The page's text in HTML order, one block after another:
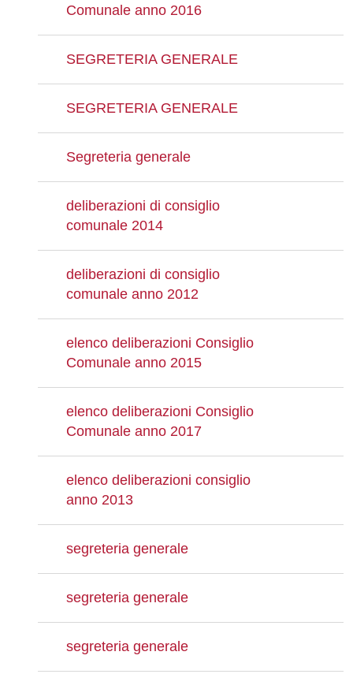
Comunale anno 2016
SEGRETERIA GENERALE
SEGRETERIA GENERALE
Segreteria generale
deliberazioni di consiglio
comunale 2014
deliberazioni di consiglio
comunale anno 2012
elenco deliberazioni Consiglio
Comunale anno 2015
elenco deliberazioni Consiglio
Comunale anno 2017
elenco deliberazioni consiglio
anno 2013
segreteria generale
segreteria generale
segreteria generale